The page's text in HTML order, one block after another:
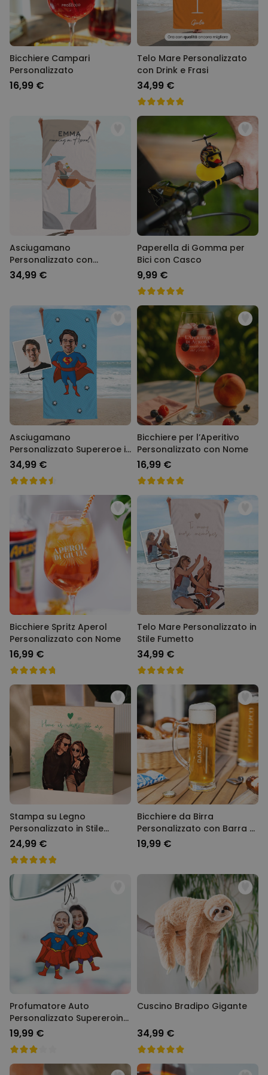
Bicchiere Campari
Personalizzato
16,99 €
Telo Mare Personalizzato
con Drink e Frasi
34,99 €
Asciugamano
Personalizzato con
Illustrazione Bicchiere da
34,99 €
Paperella di Gomma per
Bici con Casco
9,99 €
Asciugamano
Personalizzato Supereroe in
Stile Fumetto con Faccia
34,99 €
Bicchiere per l’Aperitivo
Personalizzato con Nome
16,99 €
Bicchiere Spritz Aperol
Personalizzato con Nome
16,99 €
Telo Mare Personalizzato in
Stile Fumetto
34,99 €
Stampa su Legno
Personalizzato in Stile
Fumetto
24,99 €
Bicchiere da Birra
Personalizzato con Barra di
Caricamento
19,99 €
Profumatore Auto
Personalizzato Supereroina
con Faccia Set da 2
19,99 €
Cuscino Bradipo Gigante
34,99 €